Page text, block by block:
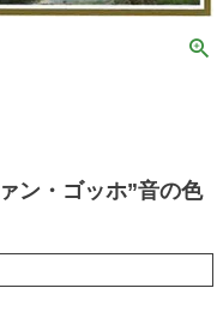
ン・ゴッホ”音の色